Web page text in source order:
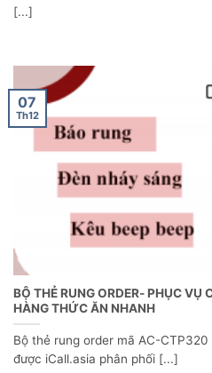
[...]
BỘ THẺ RUNG ORDER- PHỤC VỤ
HÀNG THỨC ĂN NHANH
Bộ thẻ rung order mã AC-
được iCall.asia phân phối [...]
07
Th12